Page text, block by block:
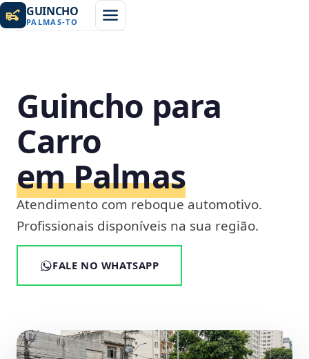
GUINCHO
PALMAS-TO
Guincho para
Carro
em Palmas
Atendimento com reboque automotivo.
Profissionais disponíveis na sua região.
FALE NO WHATSAPP